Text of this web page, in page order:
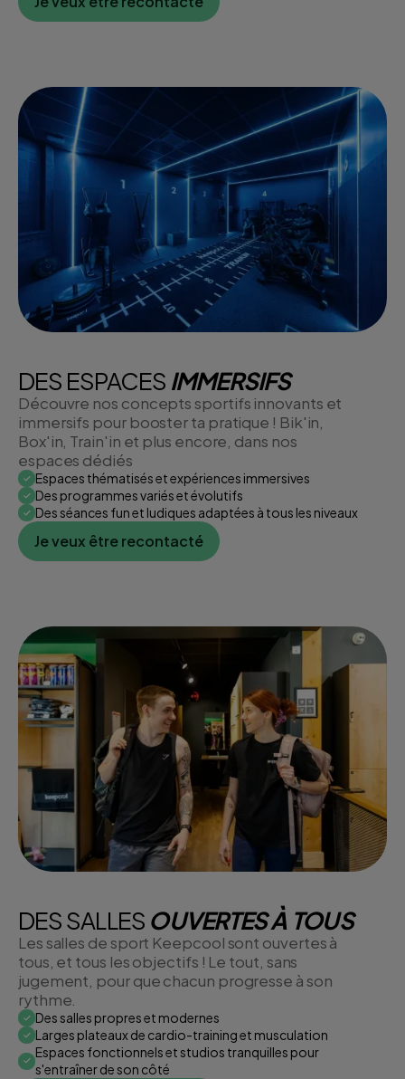
DES ESPACES IMMERSIFS
Découvre nos concepts sportifs innovants et
immersifs pour booster ta pratique ! Bik'in,
Box'in, Train'in et plus encore, dans nos
espaces dédiés
Espaces thématisés et expériences immersives
Des programmes variés et évolutifs
Des séances fun et ludiques adaptées à tous les niveaux
Je veux être recontacté
DES SALLES OUVERTES À TOUS
Les salles de sport Keepcool sont ouvertes à
tous, et tous les objectifs ! Le tout, sans
jugement, pour que chacun progresse à son
rythme.
Des salles propres et modernes
Larges plateaux de cardio-training et musculation
Espaces fonctionnels et studios tranquilles pour
s'entraîner de son côté